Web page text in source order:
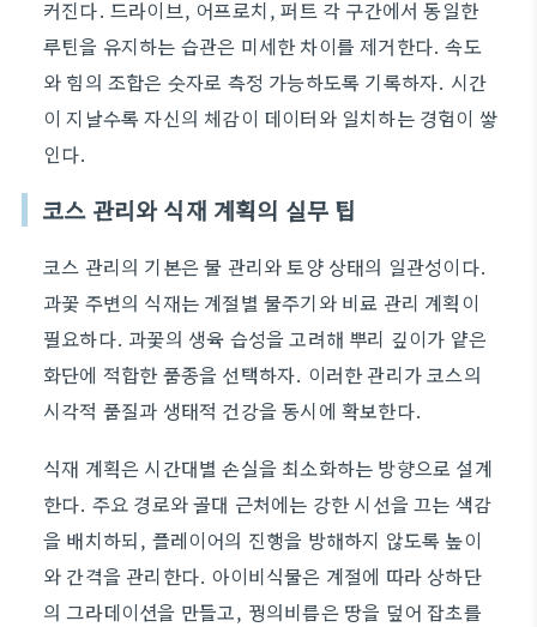
커진다. 드라이브, 어프로치, 퍼트 각 구간에서 동일한
루틴을 유지하는 습관은 미세한 차이를 제거한다. 속도
와 힘의 조합은 숫자로 측정 가능하도록 기록하자. 시간
이 지날수록 자신의 체감이 데이터와 일치하는 경험이 쌓
인다.
코스 관리와 식재 계획의 실무 팁
코스 관리의 기본은 물 관리와 토양 상태의 일관성이다.
과꽃 주변의 식재는 계절별 물주기와 비료 관리 계획이
필요하다. 과꽃의 생육 습성을 고려해 뿌리 깊이가 얕은
화단에 적합한 품종을 선택하자. 이러한 관리가 코스의
시각적 품질과 생태적 건강을 동시에 확보한다.
식재 계획은 시간대별 손실을 최소화하는 방향으로 설계
한다. 주요 경로와 골대 근처에는 강한 시선을 끄는 색감
을 배치하되, 플레이어의 진행을 방해하지 않도록 높이
와 간격을 관리한다. 아이비식물은 계절에 따라 상하단
의 그라데이션을 만들고, 꿩의비름은 땅을 덮어 잡초를